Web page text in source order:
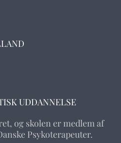
UDDANNELSE
og skolen er medlem af
Psykoterapeuter.